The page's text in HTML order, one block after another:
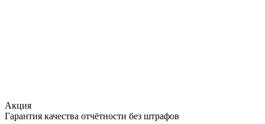
Акция
Гарантия качества отчётности без штрафов